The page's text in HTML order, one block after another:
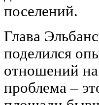
поселений.
Глава
поделился
отношений
проблема –